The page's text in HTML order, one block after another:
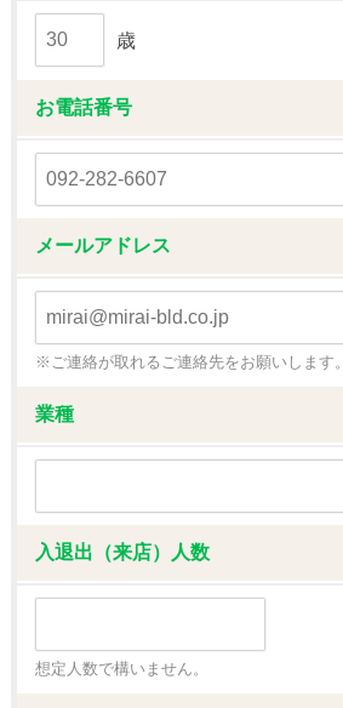
歳
お電話番号
メールアドレス
※ご連絡が取れるご連絡先をお願いします。
業種
入退出（来店）人数
想定人数で構いません。